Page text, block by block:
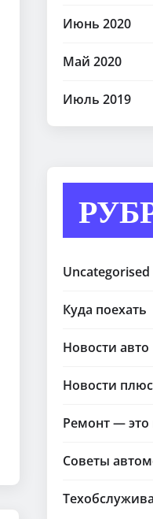
Июнь 2020
Май 2020
Июль 2019
Uncategorised
Куда поехать
Новости авто
Новости плюс
Ремонт — это
Советы